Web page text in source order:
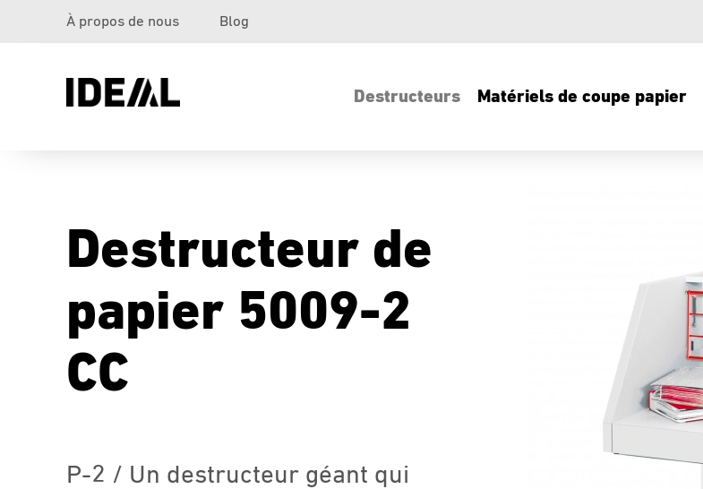
À propos de nous Blog
Destructeurs Matériels de coupe papier
Destructeur de
papier 5009-2
CC
P-2 / Un destructeur géant qui